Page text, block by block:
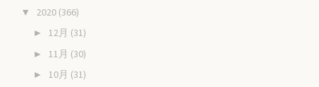
▼ 2020 (366)
► 12月 (31)
► 11月 (30)
► 10月 (31)